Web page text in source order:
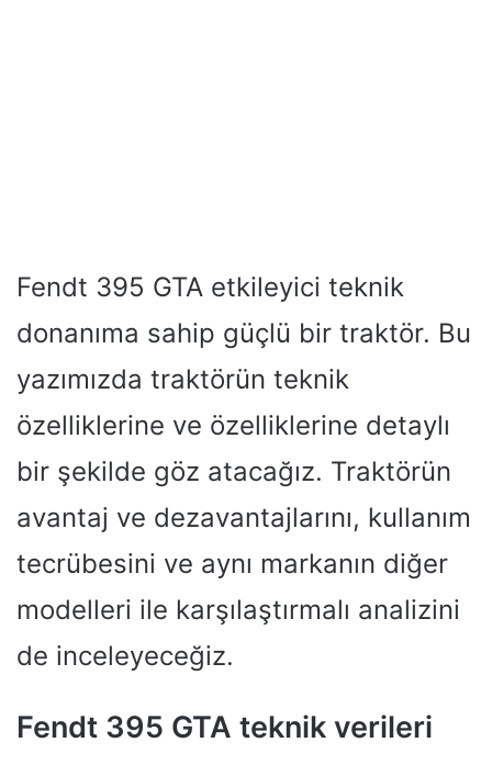
Fendt 395 GTA etkileyici teknik
donanıma sahip güçlü bir traktör. Bu
yazımızda traktörün teknik
özelliklerine ve özelliklerine detaylı
bir şekilde göz atacağız. Traktörün
avantaj ve dezavantajlarını, kullanım
tecrübesini ve aynı markanın diğer
modelleri ile karşılaştırmalı analizini
de inceleyeceğiz.
Fendt 395 GTA teknik verileri